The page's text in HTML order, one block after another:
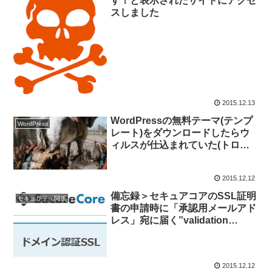
スしました
2015.12.13
WordPress
WordPressの無料テーマ(テンプ
レート)をダウンロードしたらウ
ィルスが仕込まれていた(トロイ
2015.12.12
セキュリティ関係
備忘録＞セキュアコアのSSL証明
書の申請時に「承認用メールアド
レス」宛に届く”validation
2015.12.12